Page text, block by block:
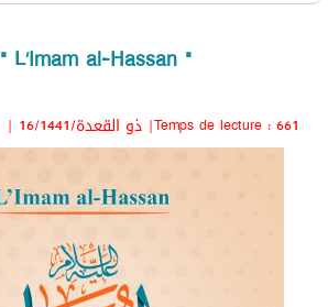
" L’Imam al-Hassan "
| 16/ذو القعدة/1441 |Temps de lecture : 661